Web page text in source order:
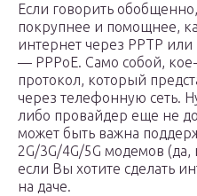
Если говорить
покрупнее и помощнее,
интернет через PPTP или
— PPPoE. Само собой,
протокол, который
через телефонную сеть.
либо провайдер еще не
может быть важна
2G/3G/4G/5G модемов (да,
если Вы хотите сделать
на даче.